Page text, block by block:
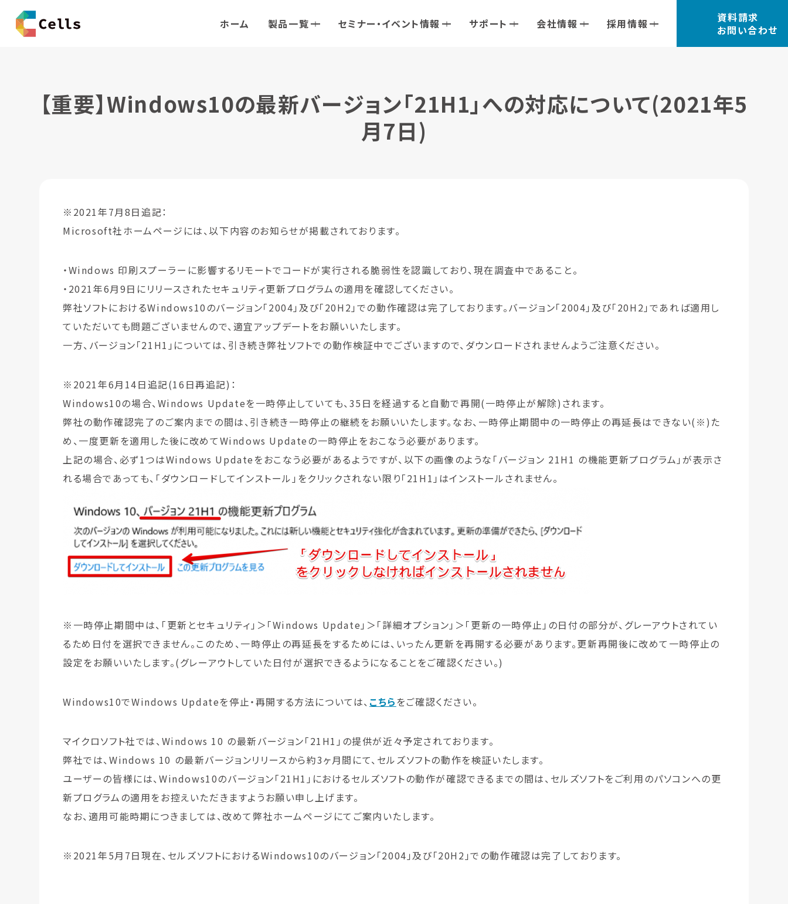
ホーム 製品一覧 セミナー・イベント情報 サポート 会社情報 採用情報
資料請求
お問い合わせ
【重要】Windows10の最新バージョン「21H1」への対応について(2021年5
月7日)
※2021年7月8日追記：
Microsoft社ホームページには、以下内容のお知らせが掲載されております。
・Windows 印刷スプーラーに影響するリモートでコードが実行される脆弱性を認識しており、現在調査中であること。
・2021年6月9日にリリースされたセキュリティ更新プログラムの適用を確認してください。
弊社ソフトにおけるWindows10のバージョン「2004」及び「20H2」での動作確認は完了しております。バージョン「2004」及び「20H2」であれば適用し
ていただいても問題ございませんので、適宜アップデートをお願いいたします。
一方、バージョン「21H1」については、引き続き弊社ソフトでの動作検証中でございますので、ダウンロードされませんようご注意ください。
※2021年6月14日追記(16日再追記)：
Windows10の場合、Windows Updateを一時停止していても、35日を経過すると自動で再開(一時停止が解除)されます。
弊社の動作確認完了のご案内までの間は、引き続き一時停止の継続をお願いいたします。なお、一時停止期間中の一時停止の再延長はできない(※)た
め、一度更新を適用した後に改めてWindows Updateの一時停止をおこなう必要があります。
上記の場合、必ず1つはWindows Updateをおこなう必要があるようですが、以下の画像のような「バージョン 21H1 の機能更新プログラム」が表示さ
れる場合であっても、「ダウンロードしてインストール」をクリックされない限り「21H1」はインストールされません。
※一時停止期間中は、「更新とセキュリティ」＞「Windows Update」＞「詳細オプション」＞「更新の一時停止」の日付の部分が、グレーアウトされてい
るため日付を選択できません。このため、一時停止の再延長をするためには、いったん更新を再開する必要があります。更新再開後に改めて一時停止の
設定をお願いいたします。(グレーアウトしていた日付が選択できるようになることをご確認ください。)
Windows10でWindows Updateを停止・再開する方法については、 こちら をご確認ください。
マイクロソフト社では、Windows 10 の最新バージョン「21H1」の提供が近々予定されております。
弊社では、Windows 10 の最新バージョンリリースから約3ヶ月間にて、セルズソフトの動作を検証いたします。
ユーザーの皆様には、Windows10のバージョン「21H1」におけるセルズソフトの動作が確認できるまでの間は、セルズソフトをご利用のパソコンへの更
新プログラムの適用をお控えいただきますようお願い申し上げます。
なお、適用可能時期につきましては、改めて弊社ホームページにてご案内いたします。
※2021年5月7日現在、セルズソフトにおけるWindows10のバージョン「2004」及び「20H2」での動作確認は完了しております。